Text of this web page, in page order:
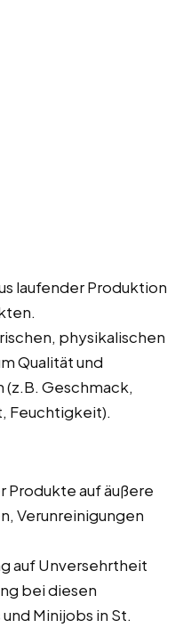
laufender Produktion
physikalischen
Qualität und
Geschmack,
Feuchtigkeit).
Produkte auf äußere
Verunreinigungen
auf Unversehrtheit
bei diesen
Minijobs in St.